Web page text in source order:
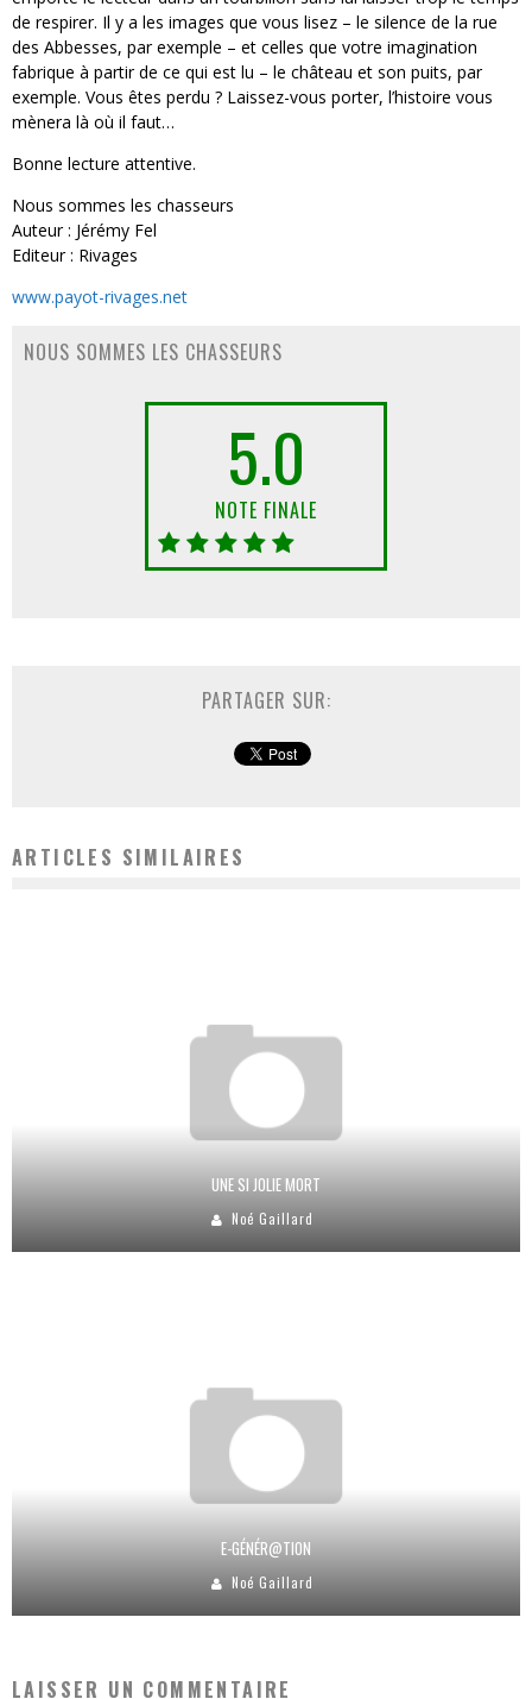
de respirer. Il y a les images que vous lisez – le silence de la rue
des Abbesses, par exemple – et celles que votre imagination
fabrique à partir de ce qui est lu – le château et son puits, par
exemple. Vous êtes perdu ? Laissez-vous porter, l’histoire vous
mènera là où il faut…
Bonne lecture attentive.
Nous sommes les chasseurs
Auteur : Jérémy Fel
Editeur : Rivages
www.payot-rivages.net
NOUS SOMMES LES CHASSEURS
5.0
NOTE FINALE
PARTAGER SUR:
ARTICLES SIMILAIRES
UNE SI JOLIE MORT
Noé Gaillard
E-GÉNÉR@TION
Noé Gaillard
LAISSER UN COMMENTAIRE